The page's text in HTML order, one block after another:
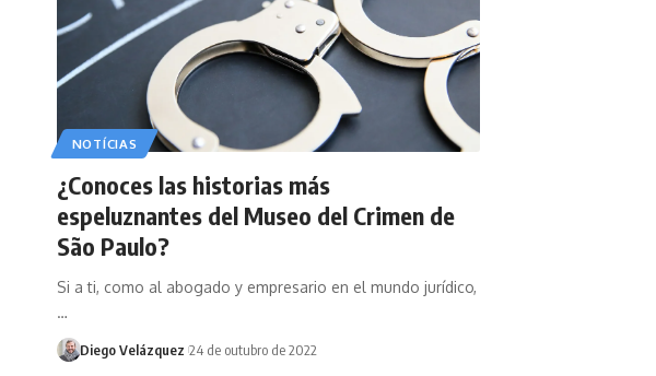
NOTÍCIAS
¿Conoces las historias más
espeluznantes del Museo del Crimen de
São Paulo?
Si a ti, como al abogado y empresario en el mundo jurídico,
…
Diego Velázquez 24 de outubro de 2022